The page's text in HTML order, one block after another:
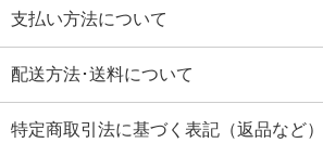
支払い方法について
配送方法･送料について
特定商取引法に基づく表記（返品など）